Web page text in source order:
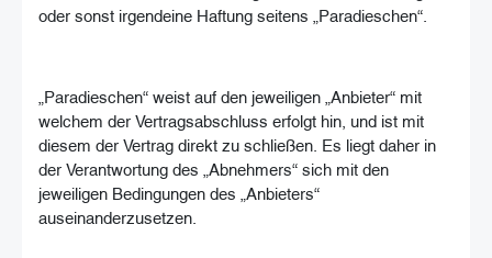
oder sonst irgendeine Haftung seitens „Paradieschen“.
„Paradieschen“ weist auf den jeweiligen „Anbieter“ mit
welchem der Vertragsabschluss erfolgt hin, und ist mit
diesem der Vertrag direkt zu schließen. Es liegt daher in
der Verantwortung des „Abnehmers“ sich mit den
jeweiligen Bedingungen des „Anbieters“
auseinanderzusetzen.